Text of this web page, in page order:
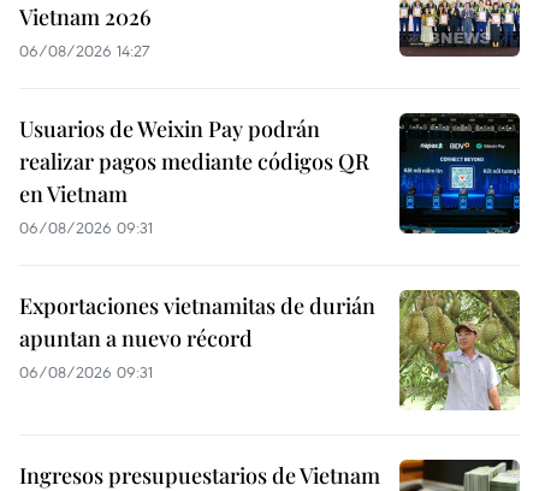
Vietnam 2026
06/08/2026 14:27
Usuarios de Weixin Pay podrán
realizar pagos mediante códigos QR
en Vietnam
06/08/2026 09:31
Exportaciones vietnamitas de durián
apuntan a nuevo récord
06/08/2026 09:31
Ingresos presupuestarios de Vietnam